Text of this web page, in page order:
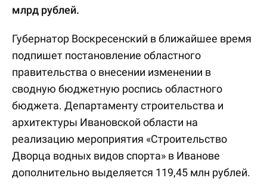
млрд рублей.
Губернатор Воскресенский в ближайшее время
подпишет постановление областного
правительства о внесении изменении в
сводную бюджетную роспись областного
бюджета. Департаменту строительства и
архитектуры Ивановской области на
реализацию мероприятия «Строительство
Дворца водных видов спорта» в Иванове
дополнительно выделяется 119,45 млн рублей.